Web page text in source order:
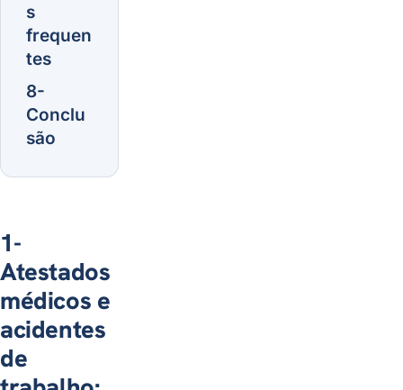
s
frequen
tes
8-
Conclu
são
1-
Atestados
médicos e
acidentes
de